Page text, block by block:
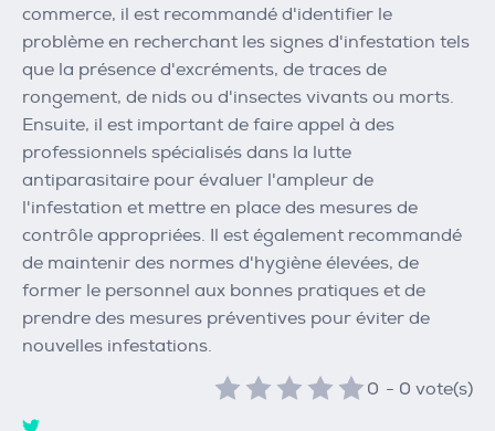
commerce, il est recommandé d'identifier le
problème en recherchant les signes d'infestation tels
que la présence d'excréments, de traces de
rongement, de nids ou d'insectes vivants ou morts.
Ensuite, il est important de faire appel à des
professionnels spécialisés dans la lutte
antiparasitaire pour évaluer l'ampleur de
l'infestation et mettre en place des mesures de
contrôle appropriées. Il est également recommandé
de maintenir des normes d'hygiène élevées, de
former le personnel aux bonnes pratiques et de
prendre des mesures préventives pour éviter de
nouvelles infestations.
0 - 0 vote(s)